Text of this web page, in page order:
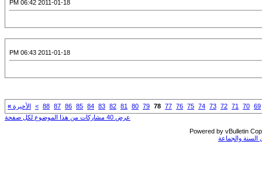
2011-01-18 06:42 PM
2011-01-18 06:43 PM
69
70
71
72
73
74
75
76
77
78
79
80
81
82
83
84
85
86
87
88
> الأخيرة »
عرض 40 مشاركات من هذا الموضوع لكل صفحة
Powered by vBulletin
والجماعة